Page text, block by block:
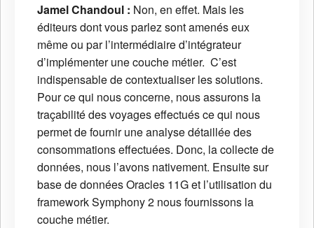
Jamel Chandoul : Non, en effet. Mais les
éditeurs dont vous parlez sont amenés eux
même ou par l’intermédiaire d’intégrateur
d’implémenter une couche métier. C’est
indispensable de contextualiser les solutions.
Pour ce qui nous concerne, nous assurons la
traçabilité des voyages effectués ce qui nous
permet de fournir une analyse détaillée des
consommations effectuées. Donc, la collecte de
données, nous l’avons nativement. Ensuite sur
base de données Oracles 11G et l’utilisation du
framework Symphony 2 nous fournissons la
couche métier.